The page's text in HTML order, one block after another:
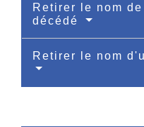
Retirer le nom
décédé
Retirer le nom